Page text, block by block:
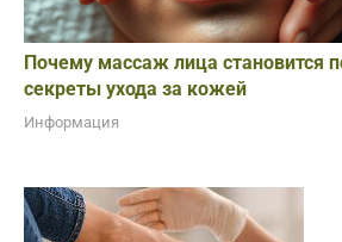
Почему массаж лица становится
секреты ухода за кожей
Информация